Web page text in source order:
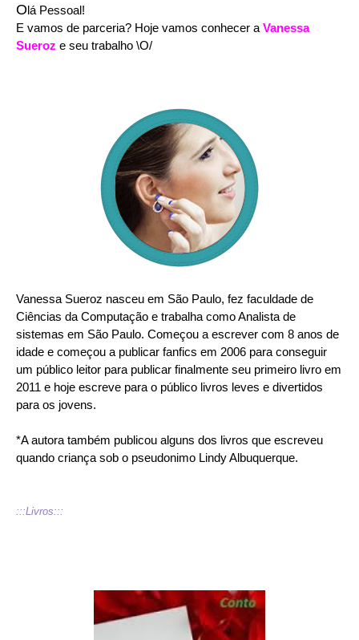
Olá Pessoal!
E vamos de parceria? Hoje vamos conhecer a Vanessa
Sueroz e seu trabalho \O/
Vanessa Sueroz nasceu em São Paulo, fez faculdade de
Ciências da Computação e trabalha como Analista de
sistemas em São Paulo. Começou a escrever com 8 anos de
idade e começou a publicar fanfics em 2006 para conseguir
um público leitor para publicar finalmente seu primeiro livro em
2011 e hoje escreve para o público livros leves e divertidos
para os jovens.
*A autora também publicou alguns dos livros que escreveu
quando criança sob o pseudonimo Lindy Albuquerque.
:::Livros:::